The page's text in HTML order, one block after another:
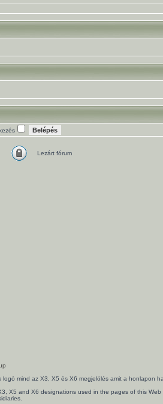
Lezárt fórum
mind az X3, X5 és X6 megjelölés amit a honlapon
X5 and X6 designations used in the pages of this